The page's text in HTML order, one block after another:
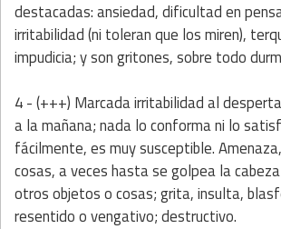
destacadas: ansiedad, dificultad en
irritabilidad (ni toleran que los miren),
impudicia; y son gritones, sobre todo
4 - (+++) Marcada irritabilidad al
a la mañana; nada lo conforma ni lo
fácilmente, es muy susceptible.
cosas, a veces hasta se golpea la
otros objetos o cosas; grita, insulta,
resentido o vengativo; destructivo.